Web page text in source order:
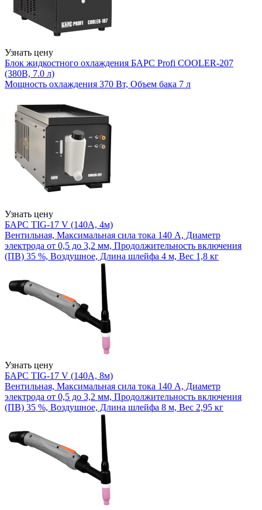
Узнать цену
Блок жидкостного охлаждения БАРС Profi COOLER-207
(380В, 7.0 л)
Мощность охлаждения 370 Вт, Объем бака 7 л
Узнать цену
БАРС TIG-17 V (140А, 4м)
Вентильная, Максимальная сила тока 140 А, Диаметр
электрода от 0,5 до 3,2 мм, Продолжительность включения
(ПВ) 35 %, Воздушное, Длина шлейфа 4 м, Вес 1,8 кг
Узнать цену
БАРС TIG-17 V (140А, 8м)
Вентильная, Максимальная сила тока 140 А, Диаметр
электрода от 0,5 до 3,2 мм, Продолжительность включения
(ПВ) 35 %, Воздушное, Длина шлейфа 8 м, Вес 2,95 кг